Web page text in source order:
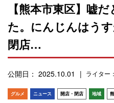
【熊本市東区】嘘
た。にんじんはう
閉店…
公開日： 2025.10.01 ライター
グルメ ニュース 開店・閉店 地域